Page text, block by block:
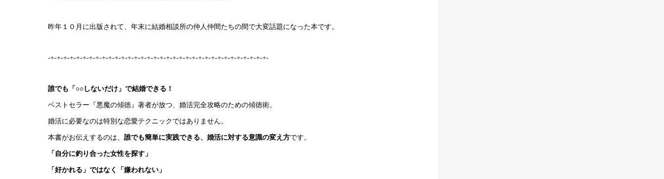
昨年１０月に出版されて、年末に結婚相談所の仲人仲間たちの間で大変話題になった本です。
-+-+-+-+-+-+-+-+-+-+-+-+-+-+-+-+-+-+-+-+-+-+-+-+-+-+-+-+-+-+-+-+-+-+-
誰でも「○○しないだけ」で結婚できる！
ベストセラー『悪魔の傾徳』著者が放つ、婚活完全攻略のための傾徳術。
婚活に必要なのは特別な恋愛テクニックではありません。
本書がお伝えするのは、 誰でも簡単に実践できる、婚活に対する意識の変え方です。
「自分に釣り合った女性を探す」
「好かれる」ではなく「嫌われない」